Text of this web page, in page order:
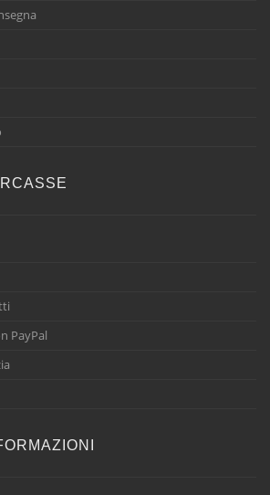
PayPal